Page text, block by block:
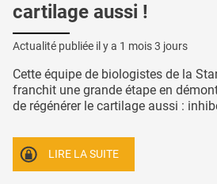
cartilage aussi !
Actualité publiée il y a 1 mois 3 jours
Cette équipe de biologistes de la
franchit une grande étape en
de régénérer le cartilage aussi :
LIRE LA SUITE